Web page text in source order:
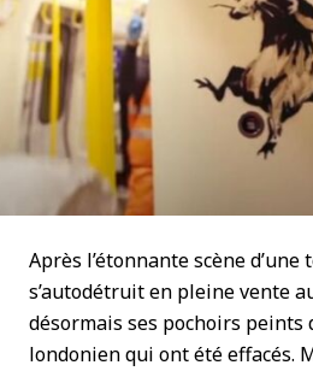
Après l’étonnante scène
s’autodétruit en pleine vente
désormais ses pochoirs peints
londonien qui ont été effacés.